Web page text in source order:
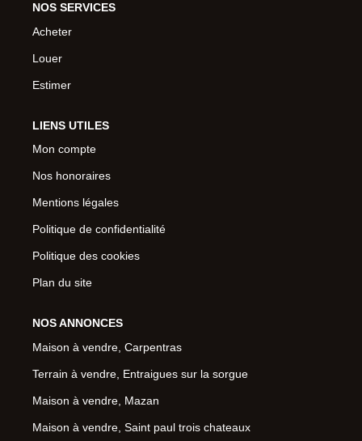
NOS SERVICES
Acheter
Louer
Estimer
LIENS UTILES
Mon compte
Nos honoraires
Mentions légales
Politique de confidentialité
Politique des cookies
Plan du site
NOS ANNONCES
Maison à vendre, Carpentras
Terrain à vendre, Entraigues sur la sorgue
Maison à vendre, Mazan
Maison à vendre, Saint paul trois chateaux